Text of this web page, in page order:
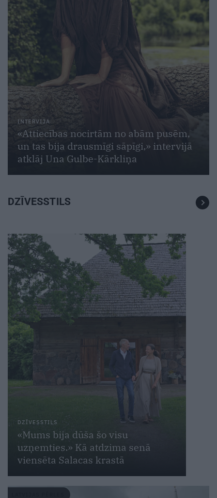
INTERVIJA
«Attiecības nocirtām no abām pusēm,
un tas bija drausmīgi sāpīgi,» intervijā
atklāj Una Gulbe-Kārkliņa
DZĪVESSTILS
DZĪVESSTILS
«Mums bija dūša šo visu
uzņemties.» Kā atdzima senā
viensēta Salacas krastā